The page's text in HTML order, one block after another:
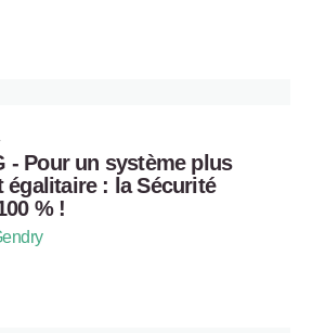
- Pour un système plus
égalitaire : la Sécurité
% !